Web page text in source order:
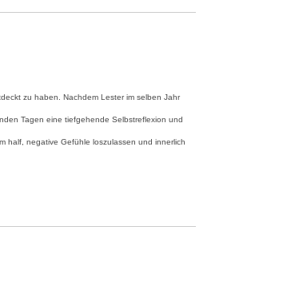
zu haben. Nachdem Lester im selben Jahr
Tagen eine tiefgehende Selbstreflexion und
half, negative Gefühle loszulassen und innerlich